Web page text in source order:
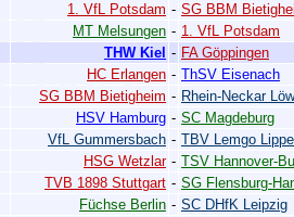
1. VfL Potsdam - SG BBM
MT Melsungen - 1. VfL Potsdam
THW Kiel - FA Göppingen
HC Erlangen - ThSV Eisenach
SG BBM Bietigheim - Rhein-Neckar
HSV Hamburg - SC Magdeburg
VfL Gummersbach - TBV Lemgo Lippe
HSG Wetzlar - TSV Hannover-
TVB 1898 Stuttgart - SG Flensburg-
Füchse Berlin - SC DHfK Leipzig